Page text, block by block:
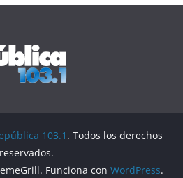
103.1 . Todos los derechos
reservados.
Funciona con WordPress.